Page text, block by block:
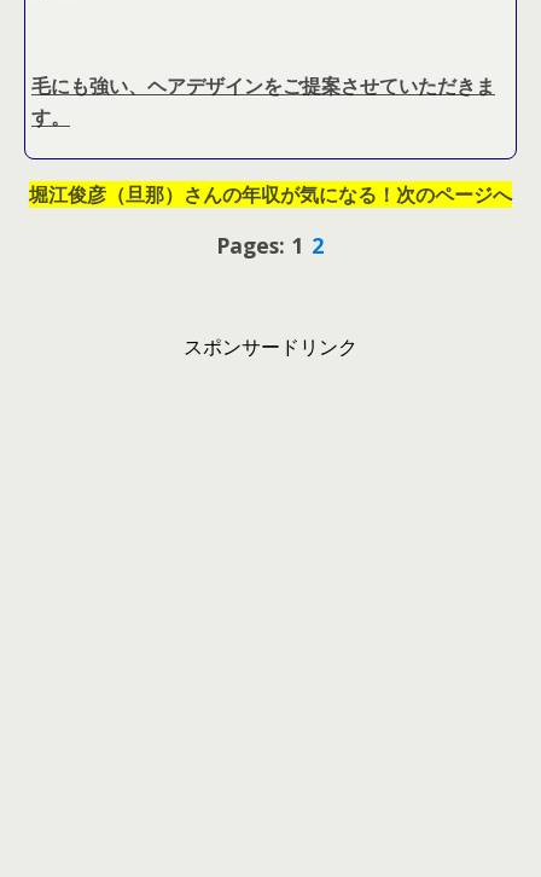
毛にも強い、ヘアデザインをご提案させていただきま
す。
堀江俊彦（旦那）さんの年収が気になる！次のページへ
Pages: 1 2
スポンサードリンク